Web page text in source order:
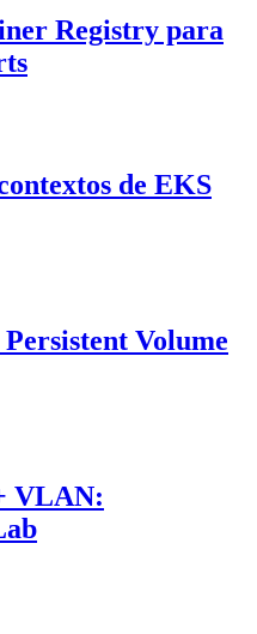
Registry para
de EKS
Persistent Volume
VLAN: